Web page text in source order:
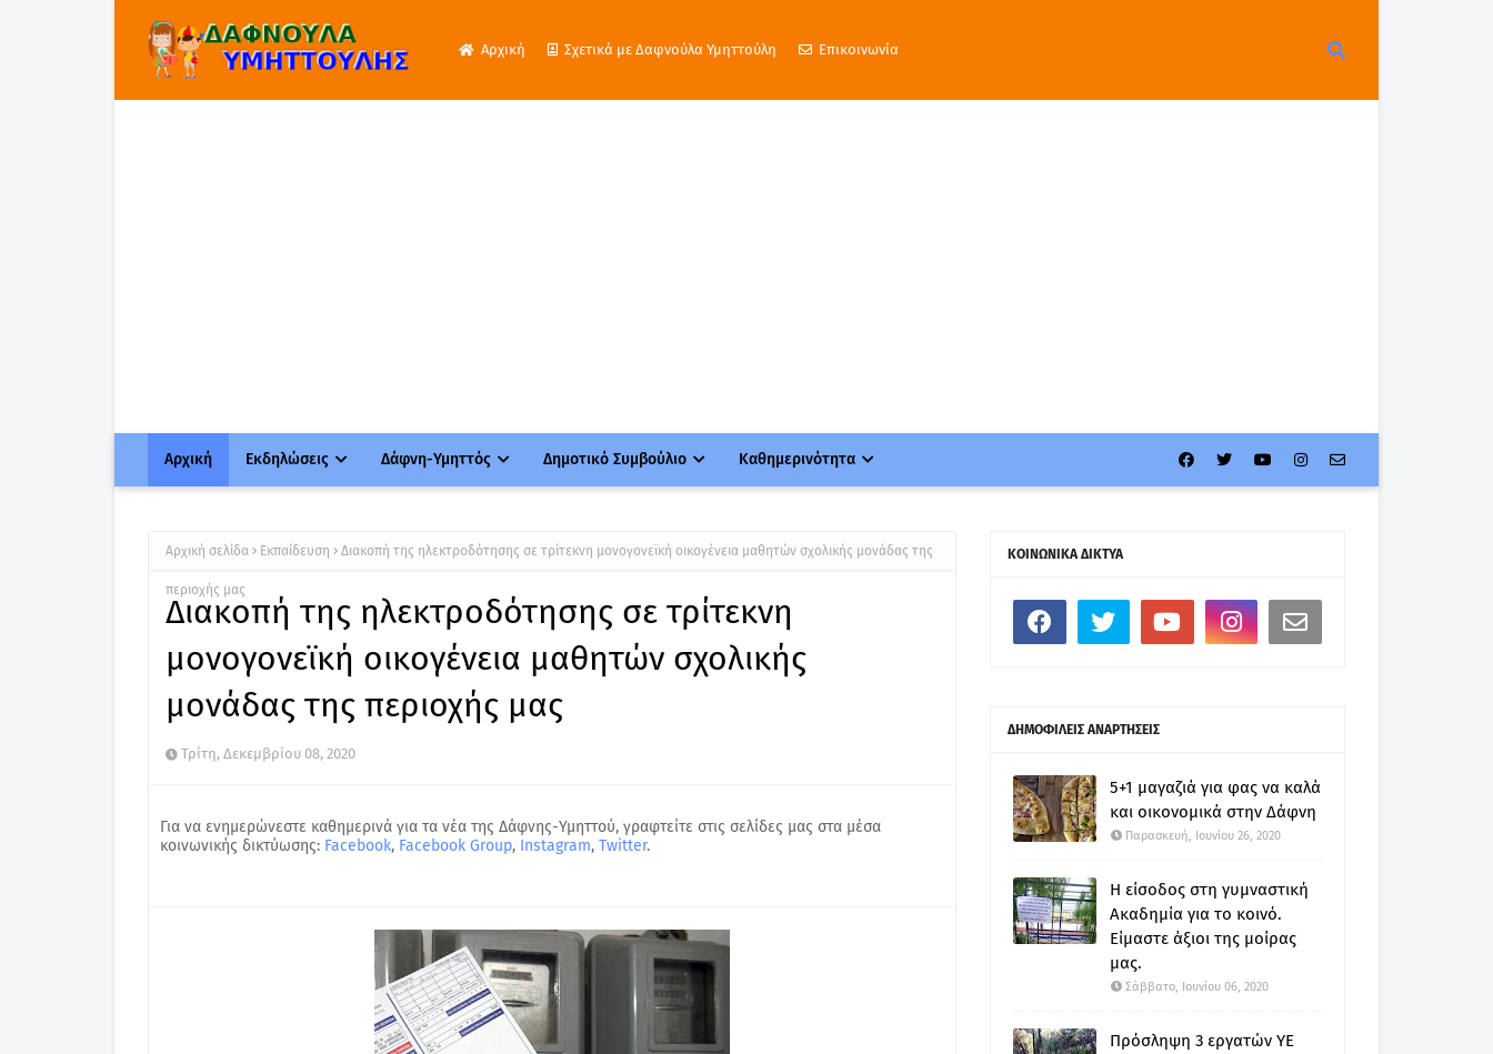
Αρχική Σχετικά με Δαφνούλα Υμηττούλη Επικοινωνία
Αρχική Εκδηλώσεις Δάφνη-Υμηττός Δημοτικό Συμβούλιο Καθημερινότητα
Αρχική σελίδα Εκπαίδευση Διακοπή της ηλεκτροδότησης σε τρίτεκνη μονογονεϊκή οικογένεια μαθητών σχολικής μονάδας της
περιοχής μας
Διακοπή της ηλεκτροδότησης σε τρίτεκνη
μονογονεϊκή οικογένεια μαθητών σχολικής
μονάδας της περιοχής μας
Τρίτη, Δεκεμβρίου 08, 2020
Για να ενημερώνεστε καθημερινά για τα νέα της Δάφνης-Υμηττού, γραφτείτε στις σελίδες μας στα μέσα
κοινωνικής δικτύωσης: Facebook, Facebook Group, Instagram, Twitter.
ΚΟΙΝΩΝΙΚΑ ΔΙΚΤΥΑ
ΔΗΜΟΦΙΛΕΙΣ ΑΝΑΡΤΗΣΕΙΣ
5+1 μαγαζιά για φας να καλά
και οικονομικά στην Δάφνη
Παρασκευή, Ιουνίου 26, 2020
Η είσοδος στη γυμναστική
Ακαδημία για το κοινό.
Είμαστε άξιοι της μοίρας
μας.
Σάββατο, Ιουνίου 06, 2020
Πρόσληψη 3 εργατών ΥΕ